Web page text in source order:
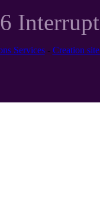
Services- Creation